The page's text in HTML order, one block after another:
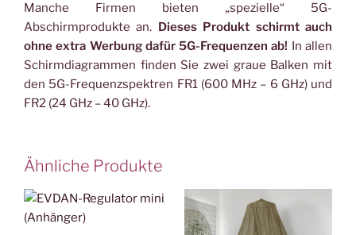
Manche Firmen bieten „spezielle“ 5G-
Abschirmprodukte an. Dieses Produkt schirmt auch
ohne extra Werbung dafür 5G-Frequenzen ab! In allen
Schirmdiagrammen finden Sie zwei graue Balken mit
den 5G-Frequenzspektren FR1 (600 MHz – 6 GHz) und
FR2 (24 GHz – 40 GHz).
Ähnliche Produkte